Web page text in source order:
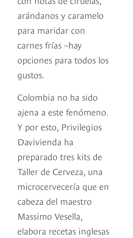
arándanos y caramelo
para maridar con
carnes frías –hay
opciones para todos los
gustos.
Colombia no ha sido
ajena a este fenómeno.
Y por esto, Privilegios
Davivienda ha
preparado tres kits de
Taller de Cerveza, una
microcervecería que en
cabeza del maestro
Massimo Vesella,
elabora recetas inglesas